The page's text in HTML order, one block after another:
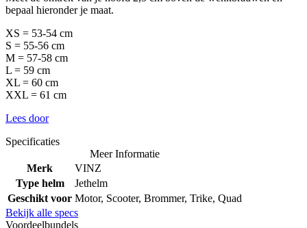
bepaal hieronder je maat.
XS = 53-54 cm
S = 55-56 cm
M = 57-58 cm
L = 59 cm
XL = 60 cm
XXL = 61 cm
Lees door
Specificaties
Meer Informatie
Merk
VINZ
Type helm
Jethelm
Geschikt voor Motor, Scooter, Brommer, Trike, Quad
Bekijk alle specs
Voordeelbundels